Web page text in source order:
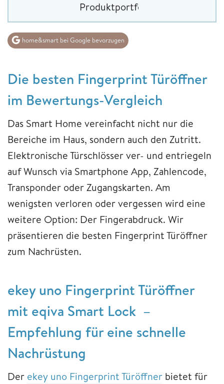
Produktportfolio
home&smart bei Google bevorzugen
Die besten Fingerprint Türöffner
im Bewertungs-Vergleich
Das Smart Home vereinfacht nicht nur die
Bereiche im Haus, sondern auch den Zutritt.
Elektronische Türschlösser ver- und entriegeln
auf Wunsch via Smartphone App, Zahlencode,
Transponder oder Zugangskarten. Am
wenigsten verloren oder vergessen wird eine
weitere Option: Der Fingerabdruck. Wir
präsentieren die besten Fingerprint Türöffner
zum Nachrüsten.
ekey uno Fingerprint Türöffner
mit eqiva Smart Lock –
Empfehlung für eine schnelle
Nachrüstung
Der ekey uno Fingerprint Türöffner bietet für